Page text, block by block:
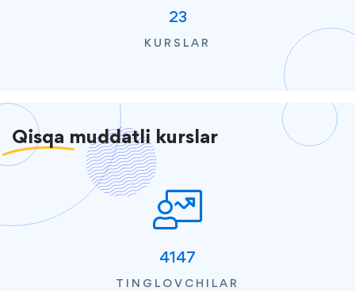
23
KURSLAR
Qisqa muddatli kurslar
4147
TINGLOVCHILAR